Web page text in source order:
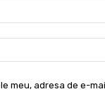
meu, adresa de e-